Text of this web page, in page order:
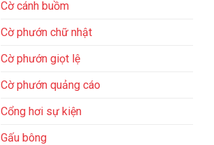
Cờ cánh buồm
Cờ phướn chữ nhật
Cờ phướn giọt lệ
Cờ phướn quảng cáo
Cổng hơi sự kiện
Gấu bông